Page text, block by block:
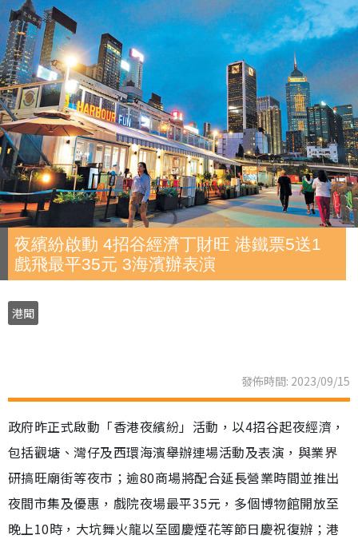
夜繽紛啟動 4招谷經濟丁財旺 港鐵票5送1
戲飛最平35元 3海濱辦表演
港聞
發佈時間: 2023/09/15
政府昨正式啟動「香港夜繽紛」活動，以4招谷起夜經濟，
包括觀塘、灣仔及西環海濱舉辦連場活動及表演，與業界
研搞旺廟街等夜市；逾80商場將配合延長營業時間並推出
夜間市集及優惠，戲院夜場最平35元，多個博物館開放至
晚上10時，大坑舞火龍以至國慶煙花等節日慶祝復辦；港